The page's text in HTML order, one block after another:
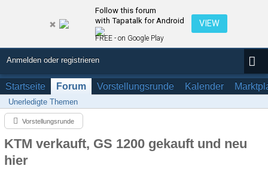
Follow this forum
with Tapatalk for Android
FREE - on Google Play
VIEW
Anmelden oder registrieren
Startseite Forum Vorstellungsrunde Kalender
Unerledigte Themen
Vorstellungsrunde
KTM verkauft, GS 1200 gekauft und neu
hier